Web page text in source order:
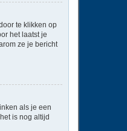
te klikken op
het laatst je
ze je bericht
als je een
is nog altijd